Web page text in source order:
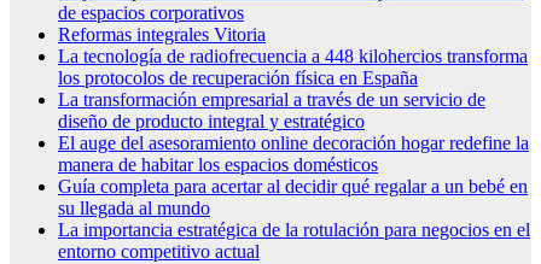
de espacios corporativos
Reformas integrales Vitoria
La tecnología de radiofrecuencia a 448 kilohercios transforma
los protocolos de recuperación física en España
La transformación empresarial a través de un servicio de
diseño de producto integral y estratégico
El auge del asesoramiento online decoración hogar redefine la
manera de habitar los espacios domésticos
Guía completa para acertar al decidir qué regalar a un bebé en
su llegada al mundo
La importancia estratégica de la rotulación para negocios en el
entorno competitivo actual